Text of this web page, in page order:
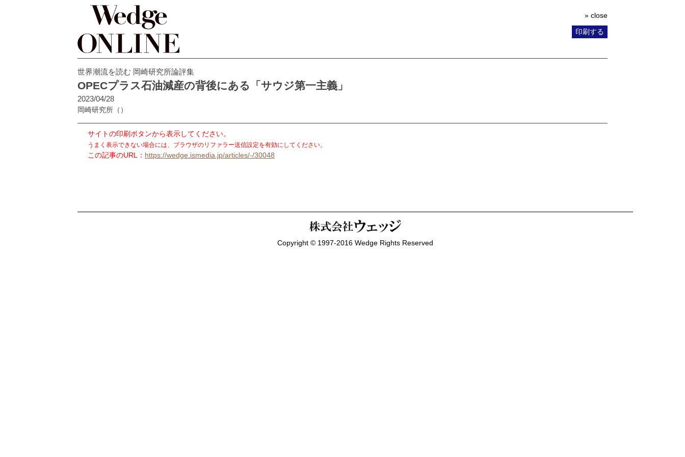
» close
印刷する
世界潮流を読む 岡崎研究所論評集
OPECプラス石油減産の背後にある「サウジ第一主義」
2023/04/28
岡崎研究所 （）
サイトの印刷ボタンから表示してください。
うまく表示できない場合には、ブラウザのリファラー送信設定を有効にしてください。
この記事のURL： https://wedge.ismedia.jp/articles/-/30048
Copyright © 1997-2016 Wedge Rights Reserved